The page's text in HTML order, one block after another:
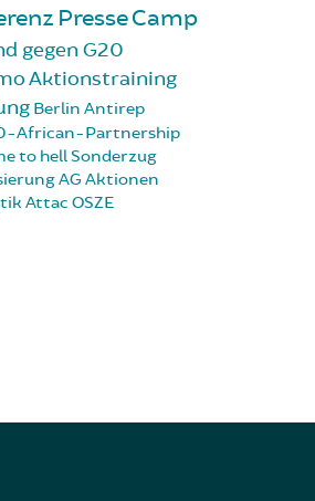
PresseCamp
gegen G20
Aktionstraining
Berlin Antirep
African-Partnership
to hellSonderzug
AG Aktionen
Attac OSZE